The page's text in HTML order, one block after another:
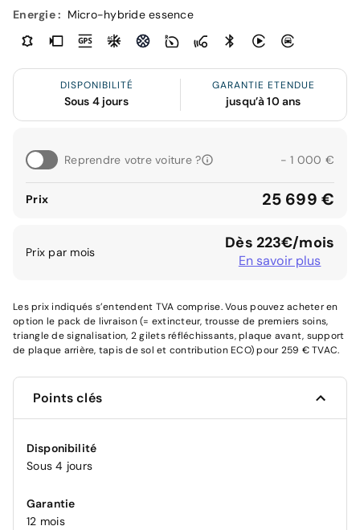
Energie : Micro-hybride essence
DISPONIBILITÉ
Sous 4 jours
GARANTIE ETENDUE
jusqu’à 10 ans
Reprendre votre voiture ? - 1 000 €
Prix 25 699 €
Prix par mois Dès 223€/mois
En savoir plus
Les prix indiqués s’entendent TVA comprise. Vous pouvez acheter en
option le pack de livraison (= extincteur, trousse de premiers soins,
triangle de signalisation, 2 gilets réfléchissants, plaque avant, support
de plaque arrière, tapis de sol et contribution ECO) pour 259 € TVAC.
Points clés
Disponibilité
Sous 4 jours
Garantie
12 mois